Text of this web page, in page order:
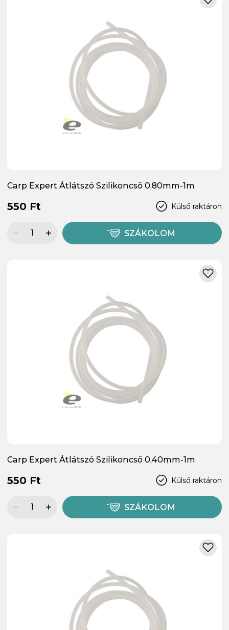
Carp Expert Átlátszó Szilikoncső 0,80mm-1m
Külső raktáron
550 Ft
SZÁKOLOM
Carp Expert Átlátszó Szilikoncső 0,40mm-1m
Külső raktáron
550 Ft
SZÁKOLOM